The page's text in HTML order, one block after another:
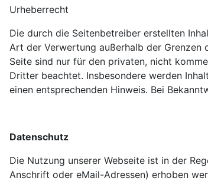
Urheberrecht
Die durch die Seitenbetreiber erstellten
Art der Verwertung außerhalb der Grenzen
Seite sind nur für den privaten, nicht
Dritter beachtet. Insbesondere werden
einen entsprechenden Hinweis. Bei
Datenschutz
Die Nutzung unserer Webseite ist in der
Anschrift oder eMail-Adressen) erhoben